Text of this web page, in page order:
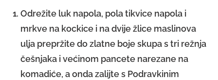
Odrežite luk napola, pola tikvice napola i
mrkve na kockice i na dvije žlice maslinova
ulja prepržite do zlatne boje skupa s tri režnja
češnjaka i većinom pancete narezane na
komadiće, a onda zalijte s Podravkinim